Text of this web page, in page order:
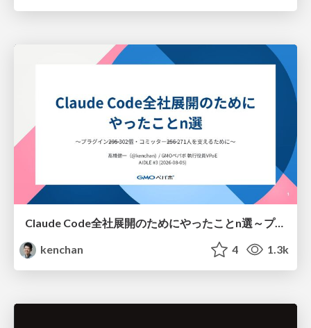
Claude Code全社展開のためにやったことn選～プラグイン302個・コミッター271人を支えるために～
kenchan
4 1.3k